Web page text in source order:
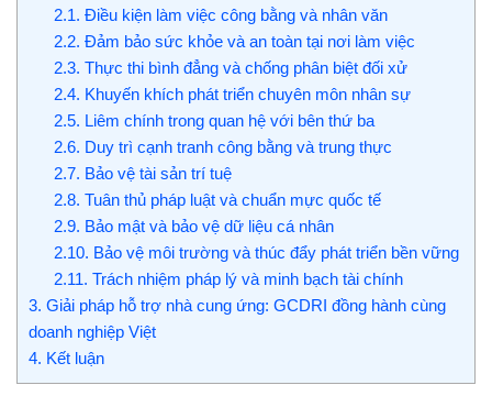
2.1. Điều kiện làm việc công bằng và nhân văn
2.2. Đảm bảo sức khỏe và an toàn tại nơi làm việc
2.3. Thực thi bình đẳng và chống phân biệt đối xử
2.4. Khuyến khích phát triển chuyên môn nhân sự
2.5. Liêm chính trong quan hệ với bên thứ ba
2.6. Duy trì cạnh tranh công bằng và trung thực
2.7. Bảo vệ tài sản trí tuệ
2.8. Tuân thủ pháp luật và chuẩn mực quốc tế
2.9. Bảo mật và bảo vệ dữ liệu cá nhân
2.10. Bảo vệ môi trường và thúc đẩy phát triển bền vững
2.11. Trách nhiệm pháp lý và minh bạch tài chính
3. Giải pháp hỗ trợ nhà cung ứng: GCDRI đồng hành cùng
doanh nghiệp Việt
4. Kết luận